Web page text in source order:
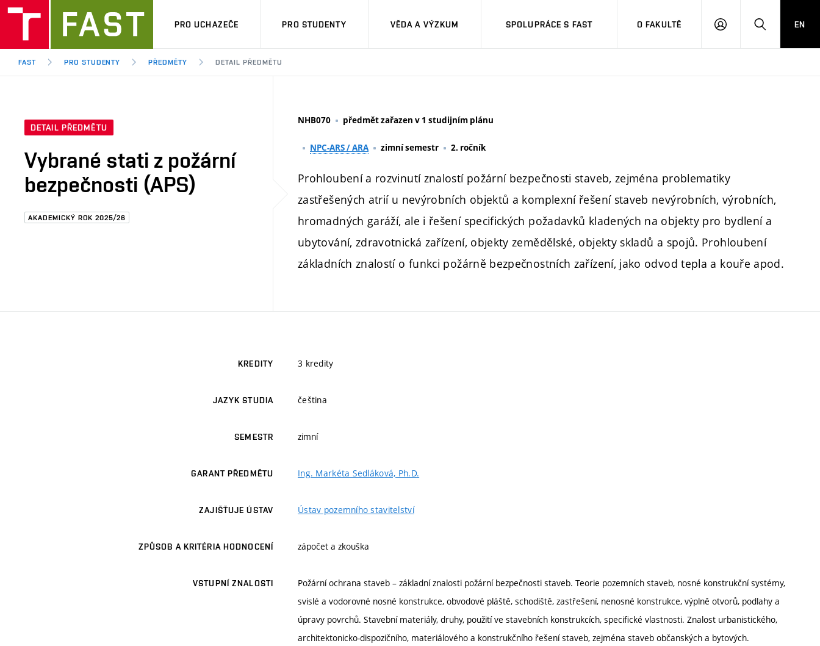
PRO UCHAZEČE PRO STUDENTY VĚDA A VÝZKUM SPOLUPRÁCE S FAST O FAKULTĚ
PŘIHLÁSITHLEDAT
EN
FAST PRO STUDENTY PŘEDMĚTY DETAIL PŘEDMĚTU
DETAIL PŘEDMĚTU
Vybrané stati z požární
bezpečnosti (APS)
AKADEMICKÝ ROK 2025/26
NHB070 předmět zařazen v 1 studijním plánu
NPC-ARS / ARA zimní semestr 2. ročník
Prohloubení a rozvinutí znalostí požární bezpečnosti staveb, zejména problematiky
zastřešených atrií u nevýrobních objektů a komplexní řešení staveb nevýrobních, výrobních,
hromadných garáží, ale i řešení specifických požadavků kladených na objekty pro bydlení a
ubytování, zdravotnická zařízení, objekty zemědělské, objekty skladů a spojů. Prohloubení
základních znalostí o funkci požárně bezpečnostních zařízení, jako odvod tepla a kouře apod.
KREDITY 3 kredity
JAZYK STUDIA čeština
SEMESTR zimní
GARANT PŘEDMĚTU Ing. Markéta Sedláková, Ph.D.
ZAJIŠŤUJE ÚSTAV Ústav pozemního stavitelství
ZPŮSOB A KRITÉRIA HODNOCENÍ zápočet a zkouška
VSTUPNÍ ZNALOSTI
Požární ochrana staveb – základní znalosti požární bezpečnosti staveb. Teorie pozemních staveb, nosné konstrukční systémy,
svislé a vodorovné nosné konstrukce, obvodové pláště, schodiště, zastřešení, nenosné konstrukce, výplně otvorů, podlahy a
úpravy povrchů. Stavební materiály, druhy, použití ve stavebních konstrukcích, specifické vlastnosti. Znalost urbanistického,
architektonicko-dispozičního, materiálového a konstrukčního řešení staveb, zejména staveb občanských a bytových.